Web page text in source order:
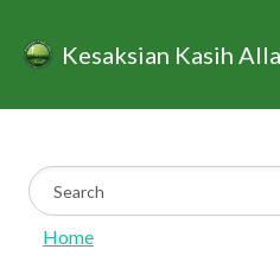
Kesaksian Kasih
Home